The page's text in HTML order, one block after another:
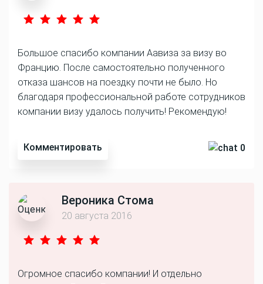
Большое спасибо компании Аавиза за визу во
Францию. После самостоятельно полученного
отказа шансов на поездку почти не было. Но
благодаря профессиональной работе сотрудников
компании визу удалось получить! Рекомендую!
Комментировать 0
Вероника Стома
20 августа 2016
Огромное спасибо компании! И отдельно